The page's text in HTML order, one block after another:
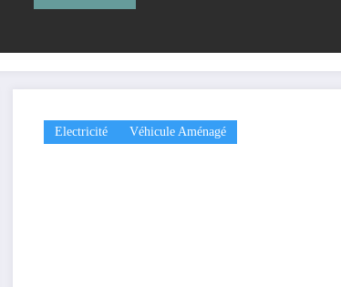
Electricité Véhicule Aménagé